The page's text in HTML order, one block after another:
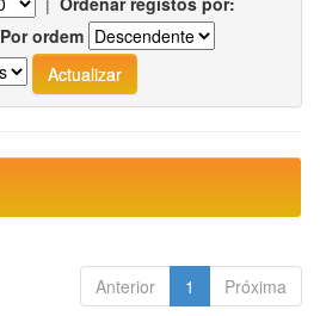
Por ordem
Anterior 1 Próxima